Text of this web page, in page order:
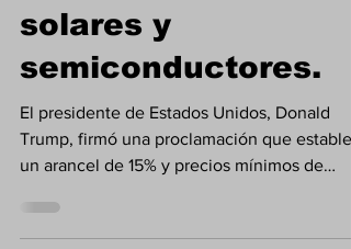
15% a paneles
solares y
semiconductores.
El presidente de Estados Unidos, Donald
Trump, firmó una proclamación que
un arancel de 15% y precios mínimos de